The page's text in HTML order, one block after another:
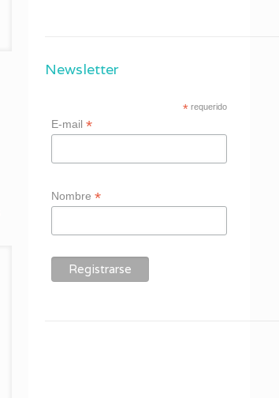
Newsletter
*requerido
E-mail *
Nombre *